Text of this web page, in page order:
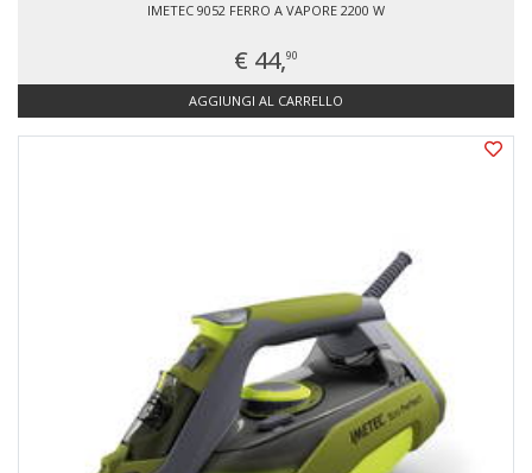
IMETEC 9052 FERRO A VAPORE 2200 W
€ 44,90
AGGIUNGI AL CARRELLO